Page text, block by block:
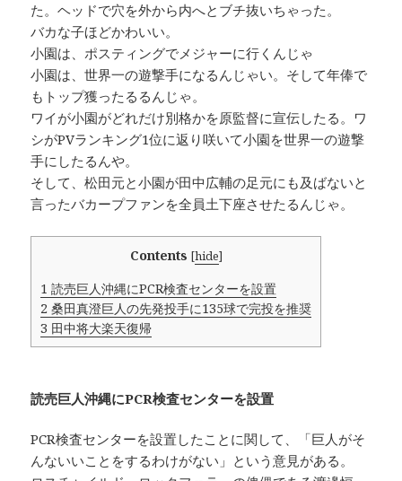
た。ヘッドで穴を外から内へとブチ抜いちゃった。
バカな子ほどかわいい。
小園は、ポスティングでメジャーに行くんじゃ
小園は、世界一の遊撃手になるんじゃい。そして年俸で
もトップ獲ったるるんじゃ。
ワイが小園がどれだけ別格かを原監督に宣伝したる。ワ
シがPVランキング1位に返り咲いて小園を世界一の遊撃
手にしたるんや。
そして、松田元と小園が田中広輔の足元にも及ばないと
言ったバカープファンを全員土下座させたるんじゃ。
Contents [hide]
1 読売巨人沖縄にPCR検査センターを設置
2 桑田真澄巨人の先発投手に135球で完投を推奨
3 田中将大楽天復帰
読売巨人沖縄にPCR検査センターを設置
PCR検査センターを設置したことに関して、「巨人がそ
んないいことをするわけがない」という意見がある。